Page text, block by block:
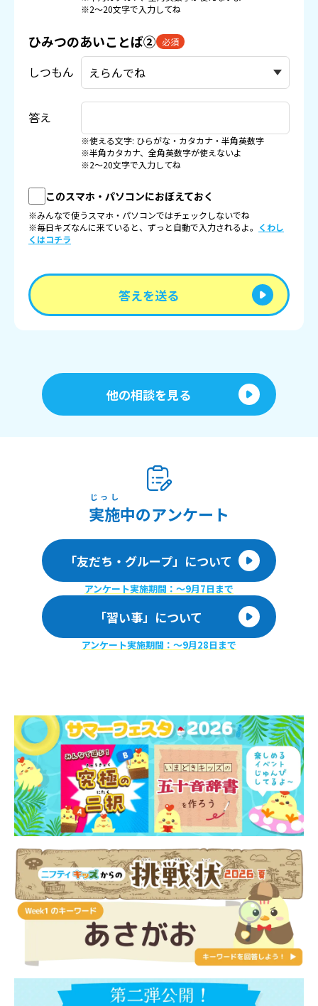
※2〜20文字で入力してね
ひみつのあいことば② 必須
しつもん
答え
※使える文字: ひらがな・カタカナ・半角英数字
※半角カタカナ、全角英数字が使えないよ
※2〜20文字で入力してね
このスマホ・パソコンにおぼえておく
※みんなで使うスマホ・パソコンではチェックしないでね
※毎日キズなんに来ていると、ずっと自動で入力されるよ。 くわし
くはコチラ
答えを送る
他の相談を見る
実施
じっし
中のアンケート
「友だち・グループ」について
アンケート実施期間：〜9月7日まで
「習い事」について
アンケート実施期間：〜9月28日まで